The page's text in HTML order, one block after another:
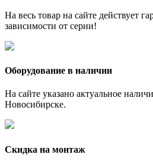
На весь товар на сайте действует
зависимости от серии!
Оборудование в наличии
На сайте указано актуальное
Новосибирске.
Скидка на монтаж